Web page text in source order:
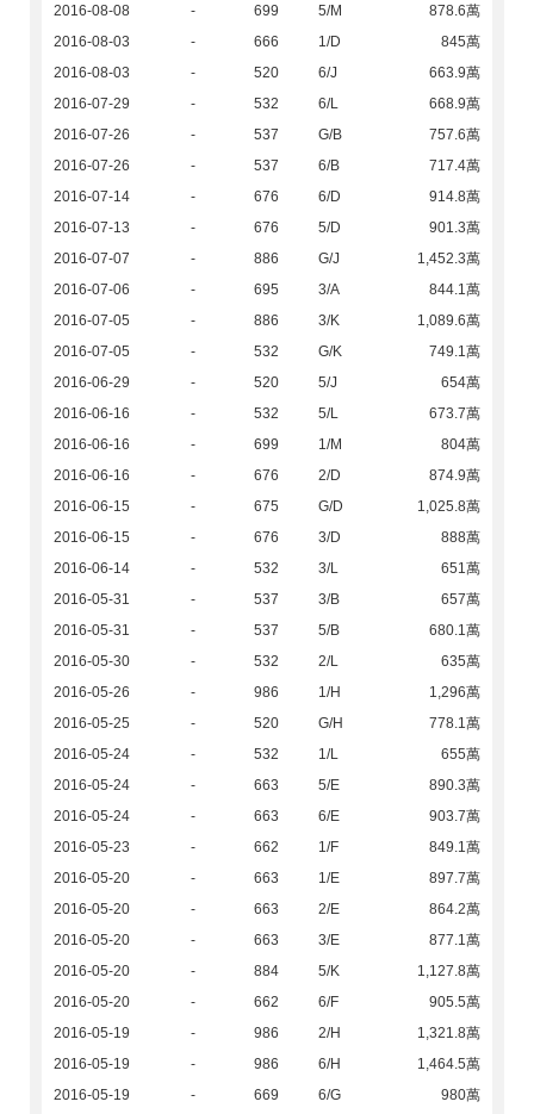
2016-08-08 - 699 5/M
878.6萬
2016-08-03
- 666 1/D
845萬
2016-08-03
- 520 6/J
663.9萬
2016-07-29
- 532 6/L
668.9萬
2016-07-26
- 537 G/B
757.6萬
2016-07-26
- 537 6/B
717.4萬
2016-07-14
- 676 6/D
914.8萬
2016-07-13
- 676 5/D
901.3萬
2016-07-07
- 886 G/J
1,452.3萬
2016-07-06
- 695 3/A
844.1萬
2016-07-05
- 886 3/K
1,089.6萬
2016-07-05
- 532 G/K
749.1萬
2016-06-29
- 520 5/J
654萬
2016-06-16
- 532 5/L
673.7萬
2016-06-16
- 699 1/M
804萬
2016-06-16
- 676 2/D
874.9萬
2016-06-15
- 675 G/D
1,025.8萬
2016-06-15
- 676 3/D
888萬
2016-06-14
- 532 3/L
651萬
2016-05-31
- 537 3/B
657萬
2016-05-31
- 537 5/B
680.1萬
2016-05-30
- 532 2/L
635萬
2016-05-26
- 986 1/H
1,296萬
2016-05-25
- 520 G/H
778.1萬
2016-05-24
- 532 1/L
655萬
2016-05-24
- 663 5/E
890.3萬
2016-05-24
- 663 6/E
903.7萬
2016-05-23
- 662 1/F
849.1萬
2016-05-20
- 663 1/E
897.7萬
2016-05-20
- 663 2/E
864.2萬
2016-05-20
- 663 3/E
877.1萬
2016-05-20
- 884 5/K
1,127.8萬
2016-05-20
- 662 6/F
905.5萬
2016-05-19
- 986 2/H
1,321.8萬
2016-05-19
- 986 6/H
1,464.5萬
2016-05-19
- 669 6/G
980萬